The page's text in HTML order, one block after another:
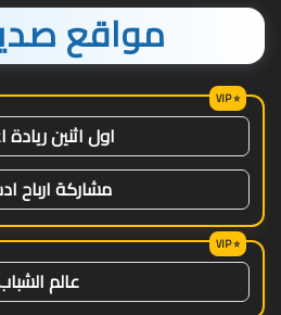
مواقع
اول اثنين
مشاركة ارباح
عالم